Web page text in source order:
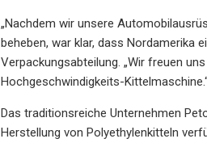
„Nachdem wir unsere
beheben, war klar, dass Nordamerika
Verpackungsabteilung. „Wir freuen
Hochgeschwindigkeits-
Das traditionsreiche Unternehmen
Herstellung von Polyethylenkitteln